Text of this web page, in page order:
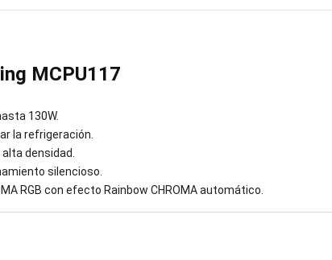
MCPU117
130W.
la refrigeración.
densidad.
silencioso.
RGB con efecto Rainbow CHROMA automático.